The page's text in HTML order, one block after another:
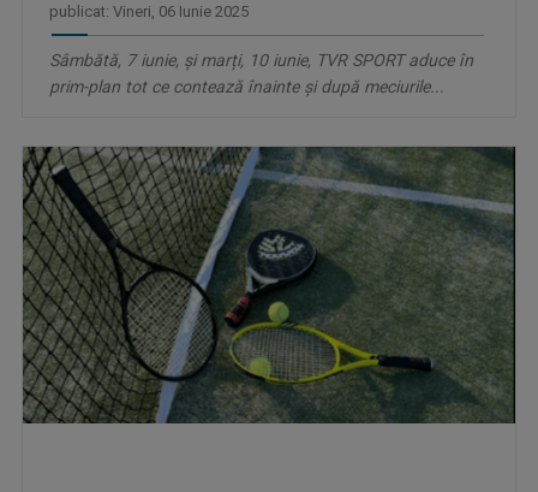
publicat: Vineri, 06 Iunie 2025
Sâmbătă, 7 iunie, și marți, 10 iunie, TVR SPORT aduce în
prim-plan tot ce contează înainte şi după meciurile...